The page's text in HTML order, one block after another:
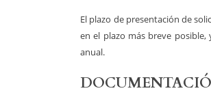
El plazo de presentación de
en el plazo más breve
anual.